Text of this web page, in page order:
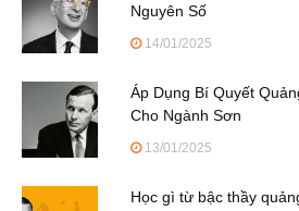
Nguyên Số
14/01/2025
Áp Dụng Bí Quyết
Cho Ngành Sơn
13/01/2025
Học gì từ bậc thầy